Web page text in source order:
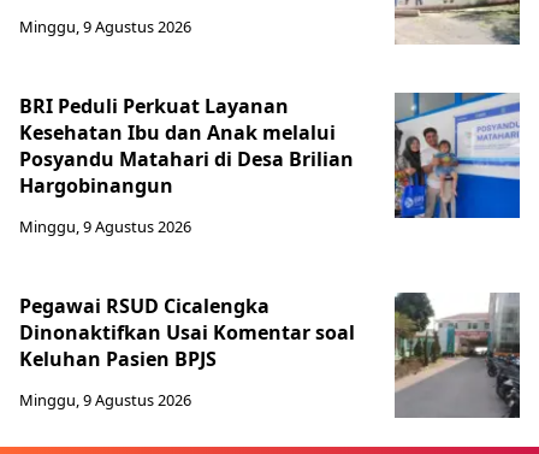
Minggu, 9 Agustus 2026
BRI Peduli Perkuat Layanan
Kesehatan Ibu dan Anak melalui
Posyandu Matahari di Desa Brilian
Hargobinangun
Minggu, 9 Agustus 2026
Pegawai RSUD Cicalengka
Dinonaktifkan Usai Komentar soal
Keluhan Pasien BPJS
Minggu, 9 Agustus 2026